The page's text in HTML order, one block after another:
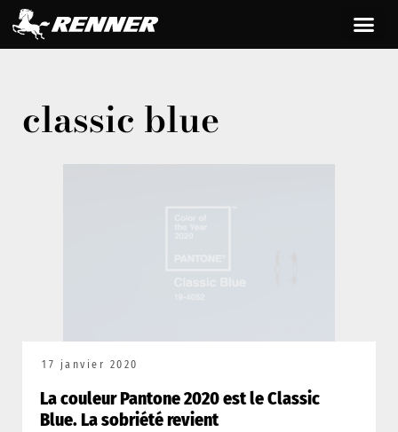
classic blue
17 janvier 2020
La couleur Pantone 2020 est le Classic
Blue. La sobriété revient